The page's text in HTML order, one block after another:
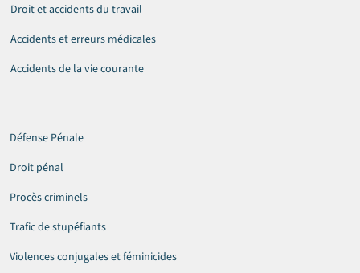
Défense Pénale
Droit pénal
Procès criminels
Trafic de stupéfiants
Violences conjugales et féminicides
Droit et accidents du travail
Accidents et erreurs médicales
Accidents de la vie courante